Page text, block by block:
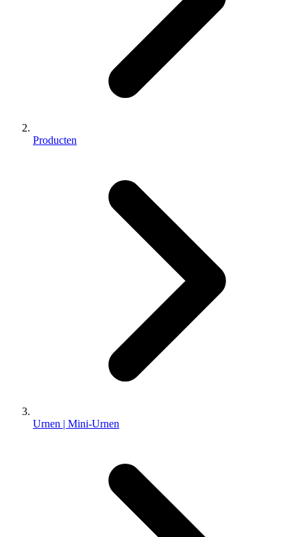
Producten
Urnen | Mini-Urnen